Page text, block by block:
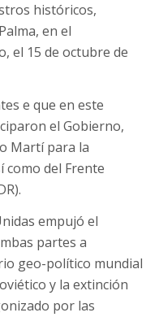
históricos,
en el
el 15 de octubre de
e que en este
el Gobierno,
Martí para la
como del Frente
empujó el
partes a
geo-político mundial
y la extinción
por las